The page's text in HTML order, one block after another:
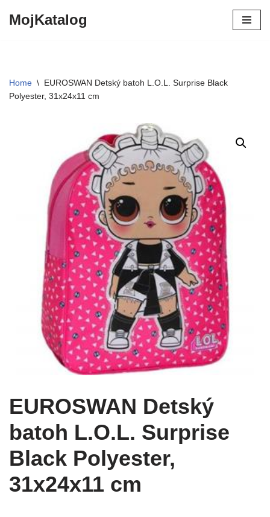
MojKatalog
Home \ EUROSWAN Detský batoh L.O.L. Surprise Black
Polyester, 31x24x11 cm
EUROSWAN Detský
batoh L.O.L. Surprise
Black Polyester,
31x24x11 cm